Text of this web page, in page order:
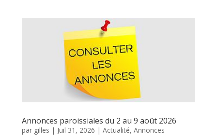
Annonces paroissiales du 2 au 9 août 2026
par gilles | Juil 31, 2026 | Actualité, Annonces